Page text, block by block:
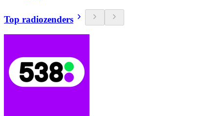
Top radiozenders